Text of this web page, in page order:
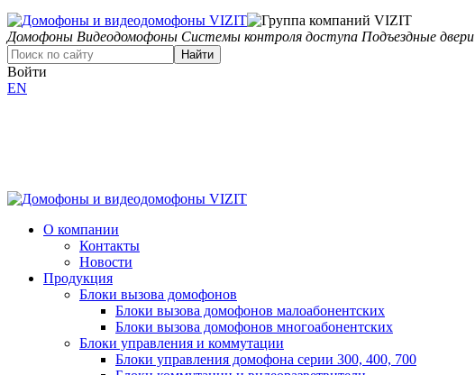
Домофоны Видеодомофоны Системы контроля доступа Подъездные двери
Найти
Войти
EN
О компании
Контакты
Новости
Продукция
Блоки вызова домофонов
Блоки вызова домофонов малоабонентских
Блоки вызова домофонов многоабонентских
Блоки управления и коммутации
Блоки управления домофона серии 300, 400, 700